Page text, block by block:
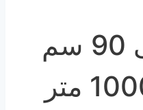
شفاط بيورتى 90 سم
زجاج أسود 1000 متر